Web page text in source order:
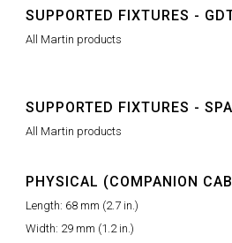
SUPPORTED FIXTURES -
All Martin products
SUPPORTED FIXTURES -
All Martin products
PHYSICAL (COMPANION
Length: 68 mm (2.7 in.)
Width: 29 mm (1.2 in.)